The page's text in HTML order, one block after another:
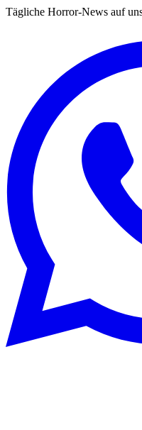
Tägliche Horror-News auf